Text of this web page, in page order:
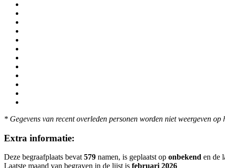
* Gegevens van recent overleden personen worden niet weergeven
Extra informatie:
Deze begraafplaats bevat 579 namen, is geplaatst op onbekend en de
Laatste maand van begraven in de lijst is februari 2026